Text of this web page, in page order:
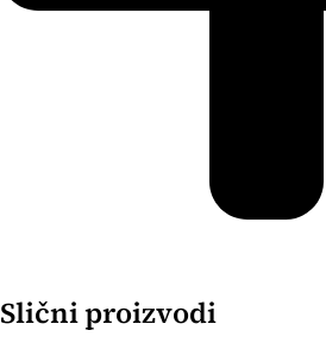
Slični proizvodi